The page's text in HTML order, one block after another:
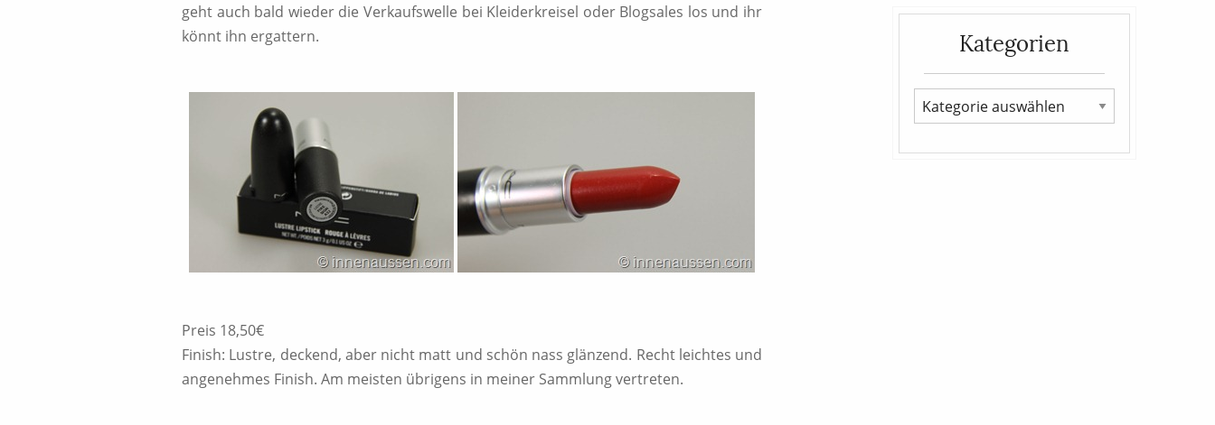
geht auch bald wieder die Verkaufswelle bei Kleiderkreisel oder Blogsales los und ihr
könnt ihn ergattern.
Preis 18,50€
Finish: Lustre, deckend, aber nicht matt und schön nass glänzend. Recht leichtes und
angenehmes Finish. Am meisten übrigens in meiner Sammlung vertreten.
Kategorien